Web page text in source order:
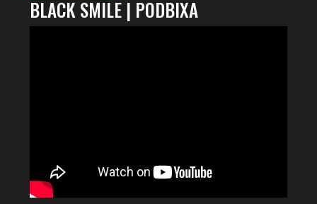
BLACK SMILE | PODBIXA